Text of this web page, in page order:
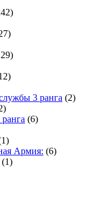
3 ранга (2)
(6)
Армия: (6)
(1)